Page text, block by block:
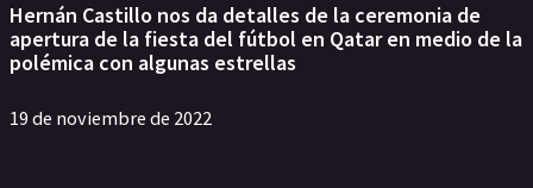
Hernán Castillo nos da detalles de la ceremonia de
apertura de la fiesta del fútbol en Qatar en medio de la
polémica con algunas estrellas
19 de noviembre de 2022